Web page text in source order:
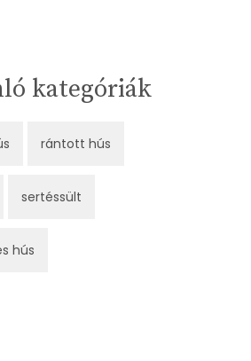
kategóriák
rántott hús
sertéssült
hús